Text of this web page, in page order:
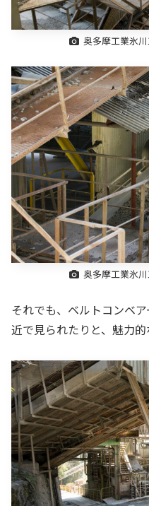
奥多摩工業氷
奥多摩工業氷
それでも、ベルトコンベ
近で見られたりと、魅力的